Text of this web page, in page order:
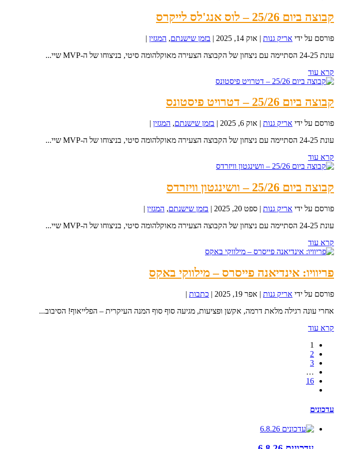
קבוצה ביום 25/26 – לוס אנג'לס לייקרס
פורסם על ידי אריק גנות | אוק 14, 2025 | בזמן שישנתם, המגזין |
עונת 24-25 הסתיימה עם ניצחון של הקבוצה הצעירה מאוקלהומה סיטי, בניצוחו של ה-MVP שיי...
קרא עוד
קבוצה ביום 25/26 – דטרויט פיסטונס
פורסם על ידי אריק גנות | אוק 6, 2025 | בזמן שישנתם, המגזין |
עונת 24-25 הסתיימה עם ניצחון של הקבוצה הצעירה מאוקלהומה סיטי, בניצוחו של ה-MVP שיי...
קרא עוד
קבוצה ביום 25/26 – וושינגטון וויזרדס
פורסם על ידי אריק גנות | ספט 20, 2025 | בזמן שישנתם, המגזין |
עונת 24-25 הסתיימה עם ניצחון של הקבוצה הצעירה מאוקלהומה סיטי, בניצוחו של ה-MVP שיי...
קרא עוד
פריוויו: אינדיאנה פייסרס – מילווקי באקס
פורסם על ידי אריק גנות | אפר 19, 2025 | כתבות |
אחרי עונה רגילה מלאת דרמה, אקשן ופציעות, מגיעה סוף סוף המנה העיקרית – הפלייאוף! הסיבוב...
קרא עוד
1
2
3
…
16
עדכונים